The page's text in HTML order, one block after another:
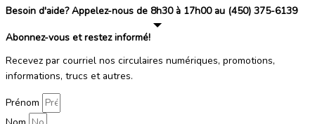
Besoin d'aide? Appelez-nous de 8h30 à 17h00 au (450) 375-6139
Abonnez-vous et restez informé!
Recevez par courriel nos circulaires numériques, promotions,
informations, trucs et autres.
Prénom